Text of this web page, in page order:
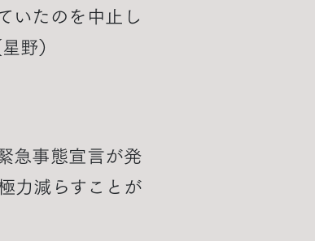
いたのを中止し
野）
急事態宣言が発
力減らすことが